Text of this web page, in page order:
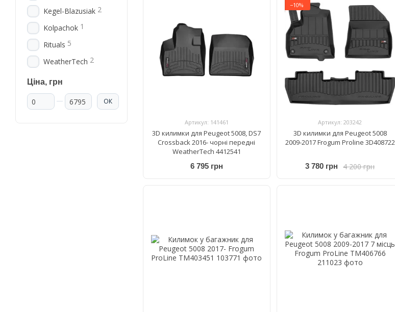
Артикул: 141461
3D килимки для Peugeot 5008, DS7
Crossback 2016- чорні передні
WeatherTech 4412541
6 795 грн
−10%
Артикул: 203242
3D килимки для Peugeot 5008
2009-2017 Frogum Proline 3D408722
4 200 грн
3 780 грн
Kegel-Blazusiak 2
Kolpachok 1
Rituals 5
WeatherTech 2
Ціна, грн
Від Ціна, грн
До Ціна, грн ОК